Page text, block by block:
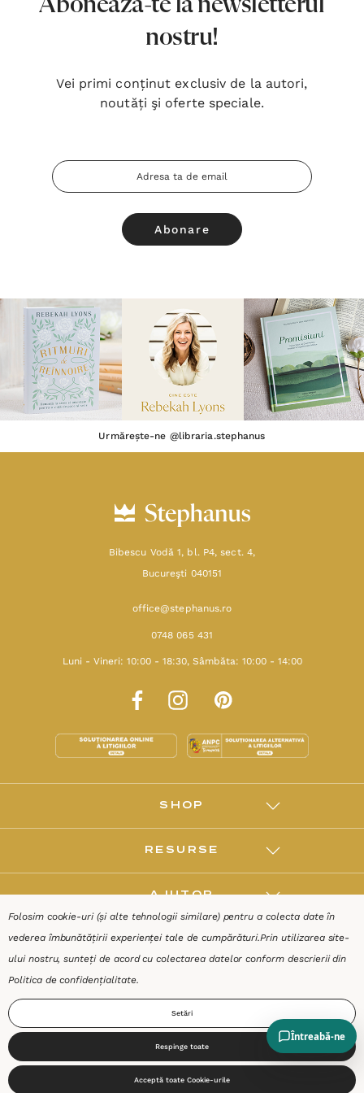
nostru!
Vei primi conținut exclusiv de la autori,
noutăți şi oferte speciale.
Adresa
Email
Urmărește-ne @libraria.stephanus
Bibescu Vodă 1, bl. P4, sect. 4,
Bucureşti 040151
office@stephanus.ro
0748 065 431
Luni - Vineri: 10:00 - 18:30, Sâmbăta: 10:00 - 14:00
SHOP
RESURSE
AJUTOR
DESPRE
Folosim cookie-uri (și alte tehnologii similare) pentru a colecta date în
vederea îmbunătățirii experienței tale de cumpărături.Prin utilizarea site-
ului nostru, sunteți de acord cu colectarea datelor conform descrierii din
Politica de confidențialitate.
Setări
Respinge toate
Acceptă toate Cookie-urile